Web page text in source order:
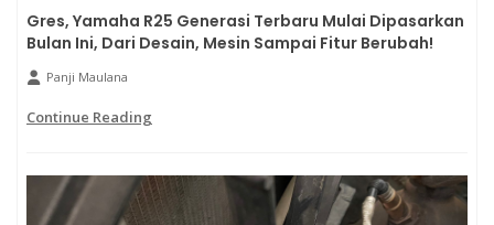
Gres, Yamaha R25 Generasi Terbaru Mulai Dipasarkan
Bulan Ini, Dari Desain, Mesin Sampai Fitur Berubah!
Panji Maulana
Continue Reading